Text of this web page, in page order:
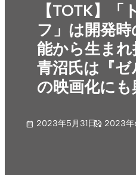
【TOTK】「
フ」は開発
能から生まれ
青沼氏は『ゼ
の映画化にも
2023年5月31日 2023年